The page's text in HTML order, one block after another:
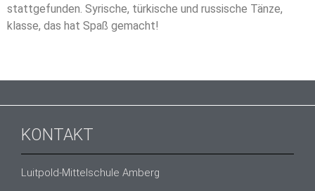
stattgefunden. Syrische, türkische und russische Tänze,
klasse, das hat Spaß gemacht!
KONTAKT
Luitpold-Mittelschule Amberg